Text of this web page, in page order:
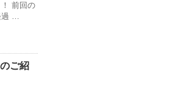
前回の
過 …
ご紹